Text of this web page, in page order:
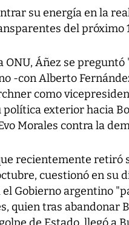
su energía en la
del próximo
Áñez se
-con Alberto
como
exterior hacia
Morales contra la
recientemente retiró
cuestionó en su
Gobierno argentino
quien tras abandonar
de Estado, llegó a